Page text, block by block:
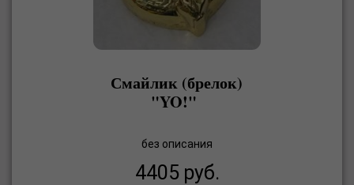
Смайлик (брелок)
"YO!"
без описания
4405 руб.